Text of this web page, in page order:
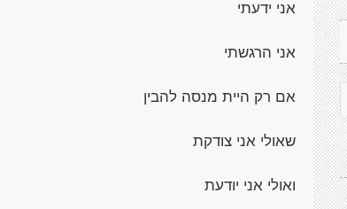
אני ידעתי
אני הרגשתי
אם רק היית מנסה להבין
שאולי אני צודקת
ואולי אני יודעת